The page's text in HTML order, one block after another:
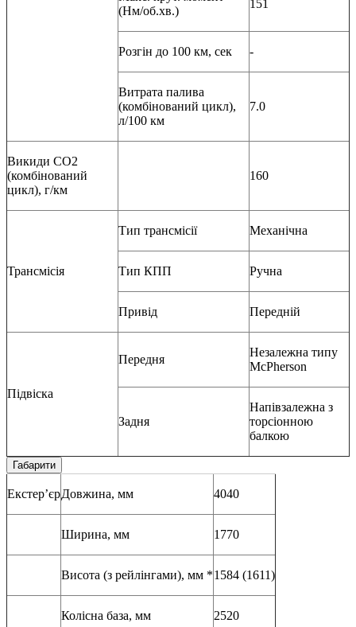
(Нм/об.хв.)
151
Розгін до 100 км, сек -
Витрата палива
(комбінований цикл),
л/100 км
7.0
Викиди СО2
(комбінований
цикл), г/км
160
Трансмісія
Тип трансмісії Механічна
Тип КПП Ручна
Привід Передній
Підвіска
Передня
Незалежна типу
McPherson
Задня
Напівзалежна з
торсіонною
балкою
Габарити
Екстер’єрДовжина, мм 4040
Ширина, мм 1770
Висота (з рейлінгами), мм *1584 (1611)
Колісна база, мм 2520